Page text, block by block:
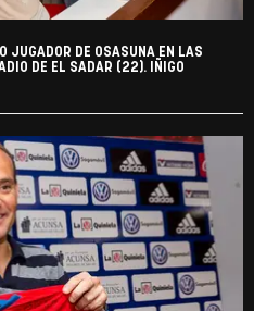
JUGADOR DE OSASUNA EN LAS
DE EL SADAR (22). IÑIGO